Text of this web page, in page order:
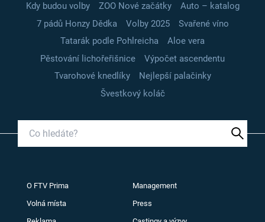
Kdy budou volby
ZOO Nové začátky
Auto – katalog
7 pádů Honzy Dědka
Volby 2025
Svařené víno
Tatarák podle Pohlreicha
Aloe vera
Pěstování lichořeřišnice
Výpočet ascendentu
Tvarohové knedlíky
Nejlepší palačinky
Švestkový koláč
O FTV Prima Management
Volná místa Press